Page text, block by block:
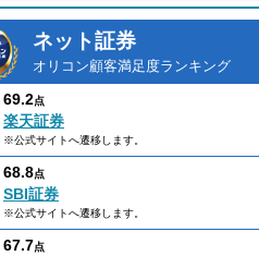
ネット証券
オリコン顧客満足度ランキング
69.2点
楽天証券
※公式サイトへ遷移します。
68.8点
SBI証券
※公式サイトへ遷移します。
67.7点